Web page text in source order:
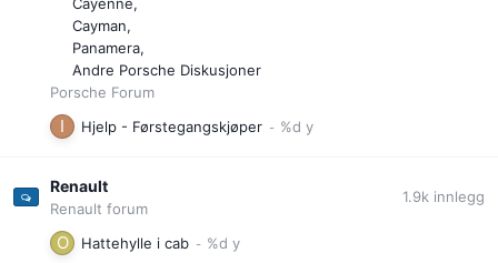
Cayman
Panamera
Andre Porsche Diskusjoner
Porsche Forum
Hjelp - Førstegangskjøper
Renault
Renault forum
1.9k innlegg
Hattehylle i cab